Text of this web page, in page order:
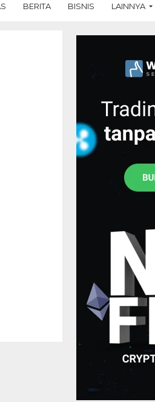
BERITA BISNIS LAINNYA